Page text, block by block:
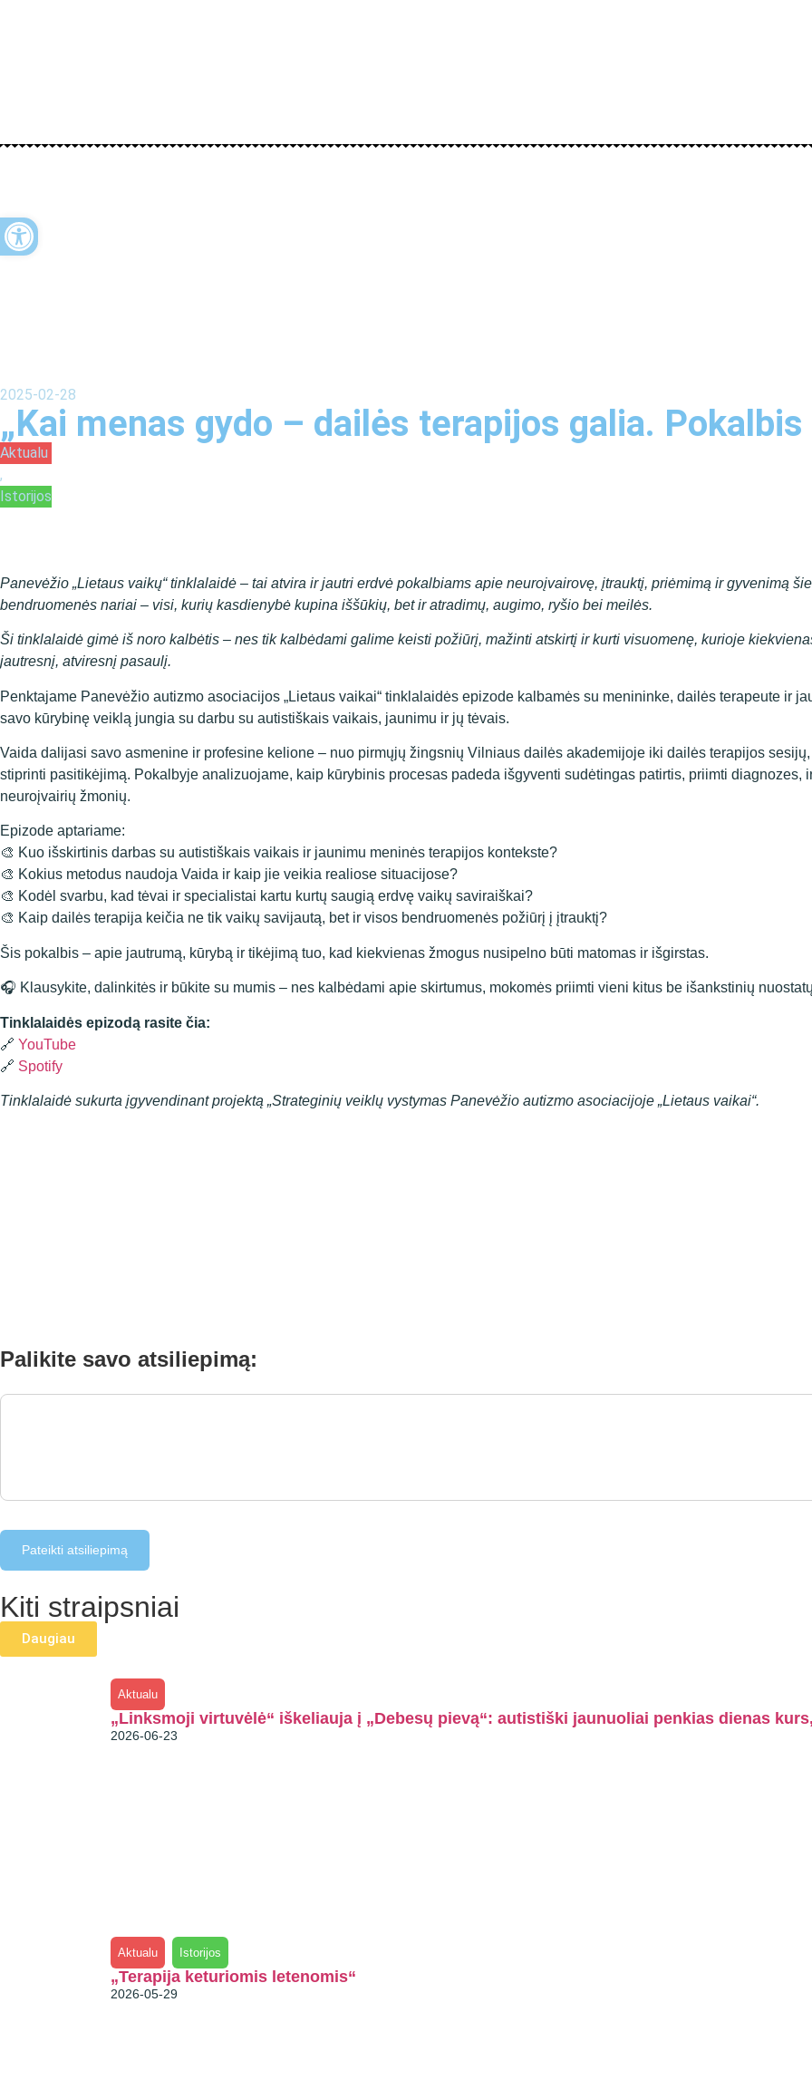
2025-02-28
„Kai menas gydo – dailės terapijos galia.
Aktualu
,
Istorijos
Panevėžio „Lietaus vaikų“ tinklalaidė – tai atvira ir jautri erdvė pokalbiams apie neuroįvairovę, įtrauktį, priėmimą ir gyvenimą
bendruomenės nariai – visi, kurių kasdienybė kupina iššūkių, bet ir atradimų, augimo, ryšio bei meilės.
Ši tinklalaidė gimė iš noro kalbėtis – nes tik kalbėdami galime keisti požiūrį, mažinti atskirtį ir kurti visuomenę, kurioje
jautresnį, atviresnį pasaulį.
Penktajame Panevėžio autizmo asociacijos „Lietaus vaikai“ tinklalaidės epizode kalbamės su menininke, dailės terapeute ir
savo kūrybinę veiklą jungia su darbu su autistiškais vaikais, jaunimu ir jų tėvais.
Vaida dalijasi savo asmenine ir profesine kelione – nuo pirmųjų žingsnių Vilniaus dailės akademijoje iki dailės terapijos
stiprinti pasitikėjimą. Pokalbyje analizuojame, kaip kūrybinis procesas padeda išgyventi sudėtingas patirtis, priimti diagnozes,
neuroįvairių žmonių.
Epizode aptariame:
🎨 Kuo išskirtinis darbas su autistiškais vaikais ir jaunimu meninės terapijos kontekste?
🎨 Kokius metodus naudoja Vaida ir kaip jie veikia realiose situacijose?
🎨 Kodėl svarbu, kad tėvai ir specialistai kartu kurtų saugią erdvę vaikų saviraiškai?
🎨 Kaip dailės terapija keičia ne tik vaikų savijautą, bet ir visos bendruomenės požiūrį į įtrauktį?
Šis pokalbis – apie jautrumą, kūrybą ir tikėjimą tuo, kad kiekvienas žmogus nusipelno būti matomas ir išgirstas.
🎧 Klausykite, dalinkitės ir būkite su mumis – nes kalbėdami apie skirtumus, mokomės priimti vieni kitus be išankstinių
Tinklalaidės epizodą rasite čia:
🔗 YouTube
🔗 Spotify
Tinklalaidė sukurta įgyvendinant projektą „Strateginių veiklų vystymas Panevėžio autizmo asociacijoje „Lietaus vaikai“.
Palikite savo atsiliepimą:
Pateikti atsiliepimą
Kiti straipsniai
Daugiau
Aktualu
„Linksmoji virtuvėlė“ iškeliauja į „Debesų pievą“: autistiški jaunuoliai penkias dienas
2026-06-23
Aktualu Istorijos
„Terapija keturiomis letenomis“
2026-05-29
Open toolbar